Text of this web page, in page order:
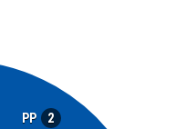
PP 2